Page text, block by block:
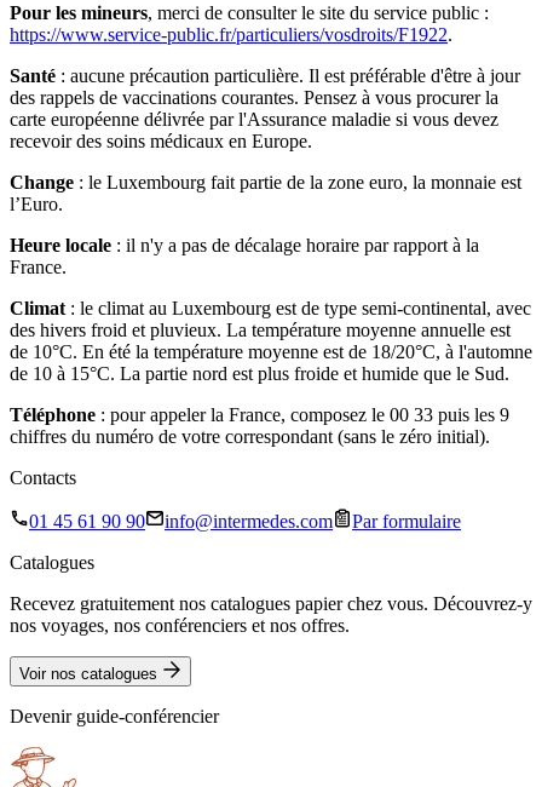
Pour les mineurs, merci de consulter le site du service public :
https://www.service-public.fr/particuliers/vosdroits/F1922.
Santé : aucune précaution particulière. Il est préférable d'être à jour
des rappels de vaccinations courantes. Pensez à vous procurer la
carte européenne délivrée par l'Assurance maladie si vous devez
recevoir des soins médicaux en Europe.
Change : le Luxembourg fait partie de la zone euro, la monnaie est
l’Euro.
Heure locale : il n'y a pas de décalage horaire par rapport à la
France.
Climat : le climat au Luxembourg est de type semi-continental, avec
des hivers froid et pluvieux. La température moyenne annuelle est
de 10°C. En été la température moyenne est de 18/20°C, à l'automne
de 10 à 15°C. La partie nord est plus froide et humide que le Sud.
Téléphone : pour appeler la France, composez le 00 33 puis les 9
chiffres du numéro de votre correspondant (sans le zéro initial).
Contacts
01 45 61 90 90 info@intermedes.com
Par formulaire
Catalogues
Recevez gratuitement nos catalogues papier chez vous. Découvrez-y
nos voyages, nos conférenciers et nos offres.
Voir nos catalogues
Devenir guide-conférencier